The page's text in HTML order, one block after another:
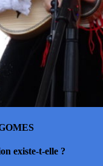
existe-t-elle ?